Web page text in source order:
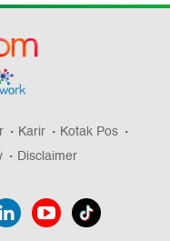
Karir
Kotak Pos
Disclaimer